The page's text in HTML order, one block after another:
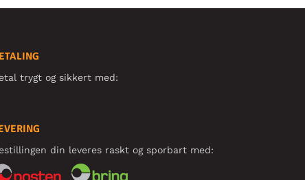
trygt og sikkert med:
din leveres raskt og sporbart med: